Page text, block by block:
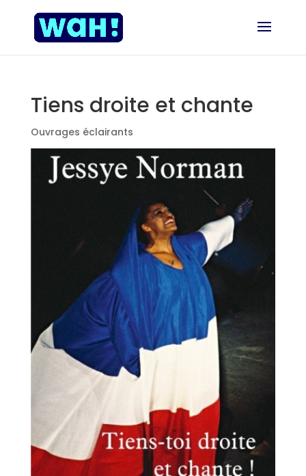
Tiens droite et chante
Ouvrages éclairants